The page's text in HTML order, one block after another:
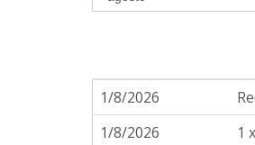
1/8/2026
1/8/2026
1